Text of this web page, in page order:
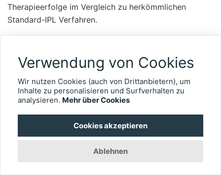
Therapieerfolge im Vergleich zu herkömmlichen
Standard-IPL Verfahren.
10.05.2023 |Medana GmbH
Verwendung von Cookies
Wir nutzen Cookies (auch von Drittanbietern), um
Inhalte zu personalisieren und Surfverhalten zu
analysieren. Mehr über Cookies
Cookies akzeptieren
Ablehnen